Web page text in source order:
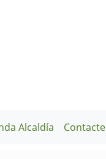
Alcaldía Contacte